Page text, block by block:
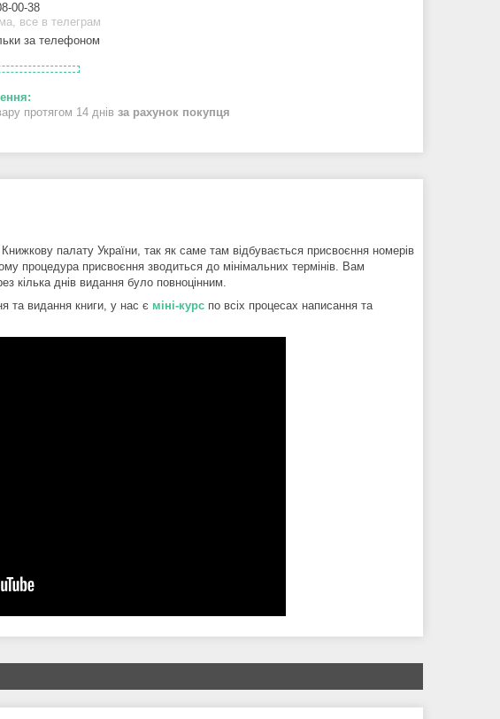
00-38
все в телеграм
за телефоном
протягом 14 днів за рахунок покупця
палату України, так як саме там відбувається присвоєння номерів
процедура присвоєння зводиться до мінімальних термінів. Вам
кілька днів видання було повноцінним.
та видання книги, у нас є міні-курс по всіх процесах написання та